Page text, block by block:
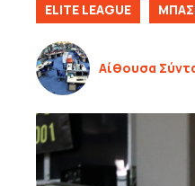
ELITE LEAGUE
Αίθουσα